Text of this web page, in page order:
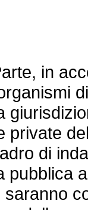
in
private
di
pubblica